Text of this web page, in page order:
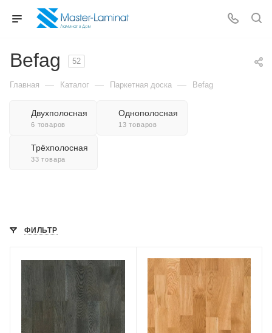
Befag 52
Главная — Каталог — Паркетная доска — Befag
Двухполосная
6 товаров
Однополосная
13 товаров
Трёхполосная
33 товара
ФИЛЬТР